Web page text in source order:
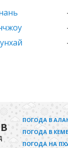
ПОГОДА В
ПОГОДА В
ПОГОДА НА